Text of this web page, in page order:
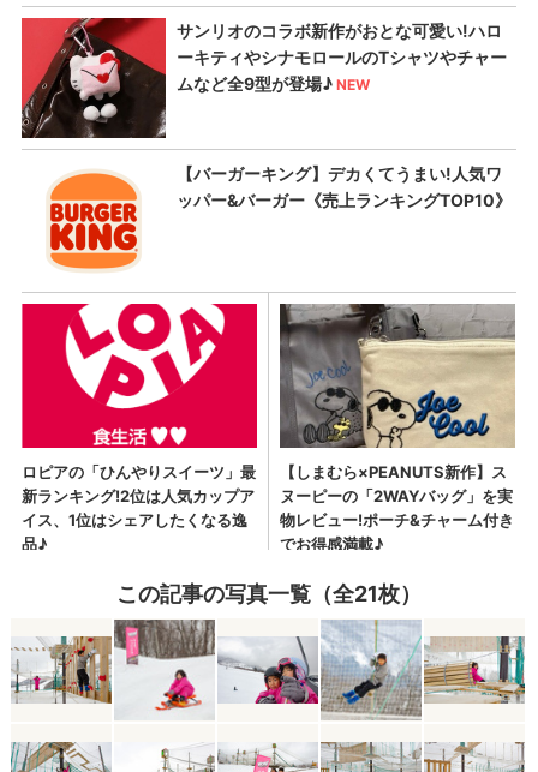
この記事の写真一覧（全21枚）